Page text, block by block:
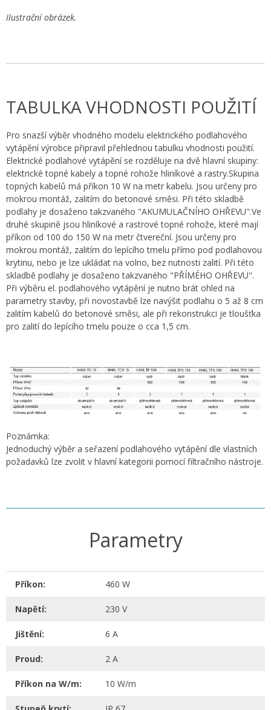
Ilustrační obrázek.
TABULKA VHODNOSTI POUŽITÍ
Pro snazší výběr vhodného modelu elektrického podlahového
vytápění výrobce připravil přehlednou tabulku vhodnosti použití.
Elektrické podlahové vytápění se rozděluje na dvě hlavní skupiny:
elektrické topné kabely a topné rohože hliníkové a rastry.Skupina
topných kabelů má příkon 10 W na metr kabelu. Jsou určeny pro
mokrou montáž, zalitím do betonové směsi. Při této skladbě
podlahy je dosaženo takzvaného "AKUMULAČNÍHO OHŘEVU".Ve
druhé skupině jsou hliníkové a rastrové topné rohože, které mají
příkon od 100 do 150 W na metr čtvereční. Jsou určeny pro
mokrou montáž, zalitím do lepícího tmelu přímo pod podlahovou
krytinu, nebo je lze ukládat na volno, bez nutnosti zalití. Při této
skladbě podlahy je dosaženo takzvaného "PŘÍMÉHO OHŘEVU".
Při výběru el. podlahového vytápění je nutno brát ohled na
parametry stavby, při novostavbě lze navýšit podlahu o 5 až 8 cm
zalitím kabelů do betonové směsi, ale při rekonstrukci je tloušťka
pro zalití do lepícího tmelu pouze o cca 1,5 cm.
Poznámka:
Jednoduchý výběr a seřazení podlahového vytápění dle vlastních
požadavků lze zvolit v hlavní kategorii pomocí filtračního nástroje.
Parametry
Příkon: 460 W
Napětí: 230 V
Jištění: 6 A
Proud: 2 A
Příkon na W/m: 10 W/m